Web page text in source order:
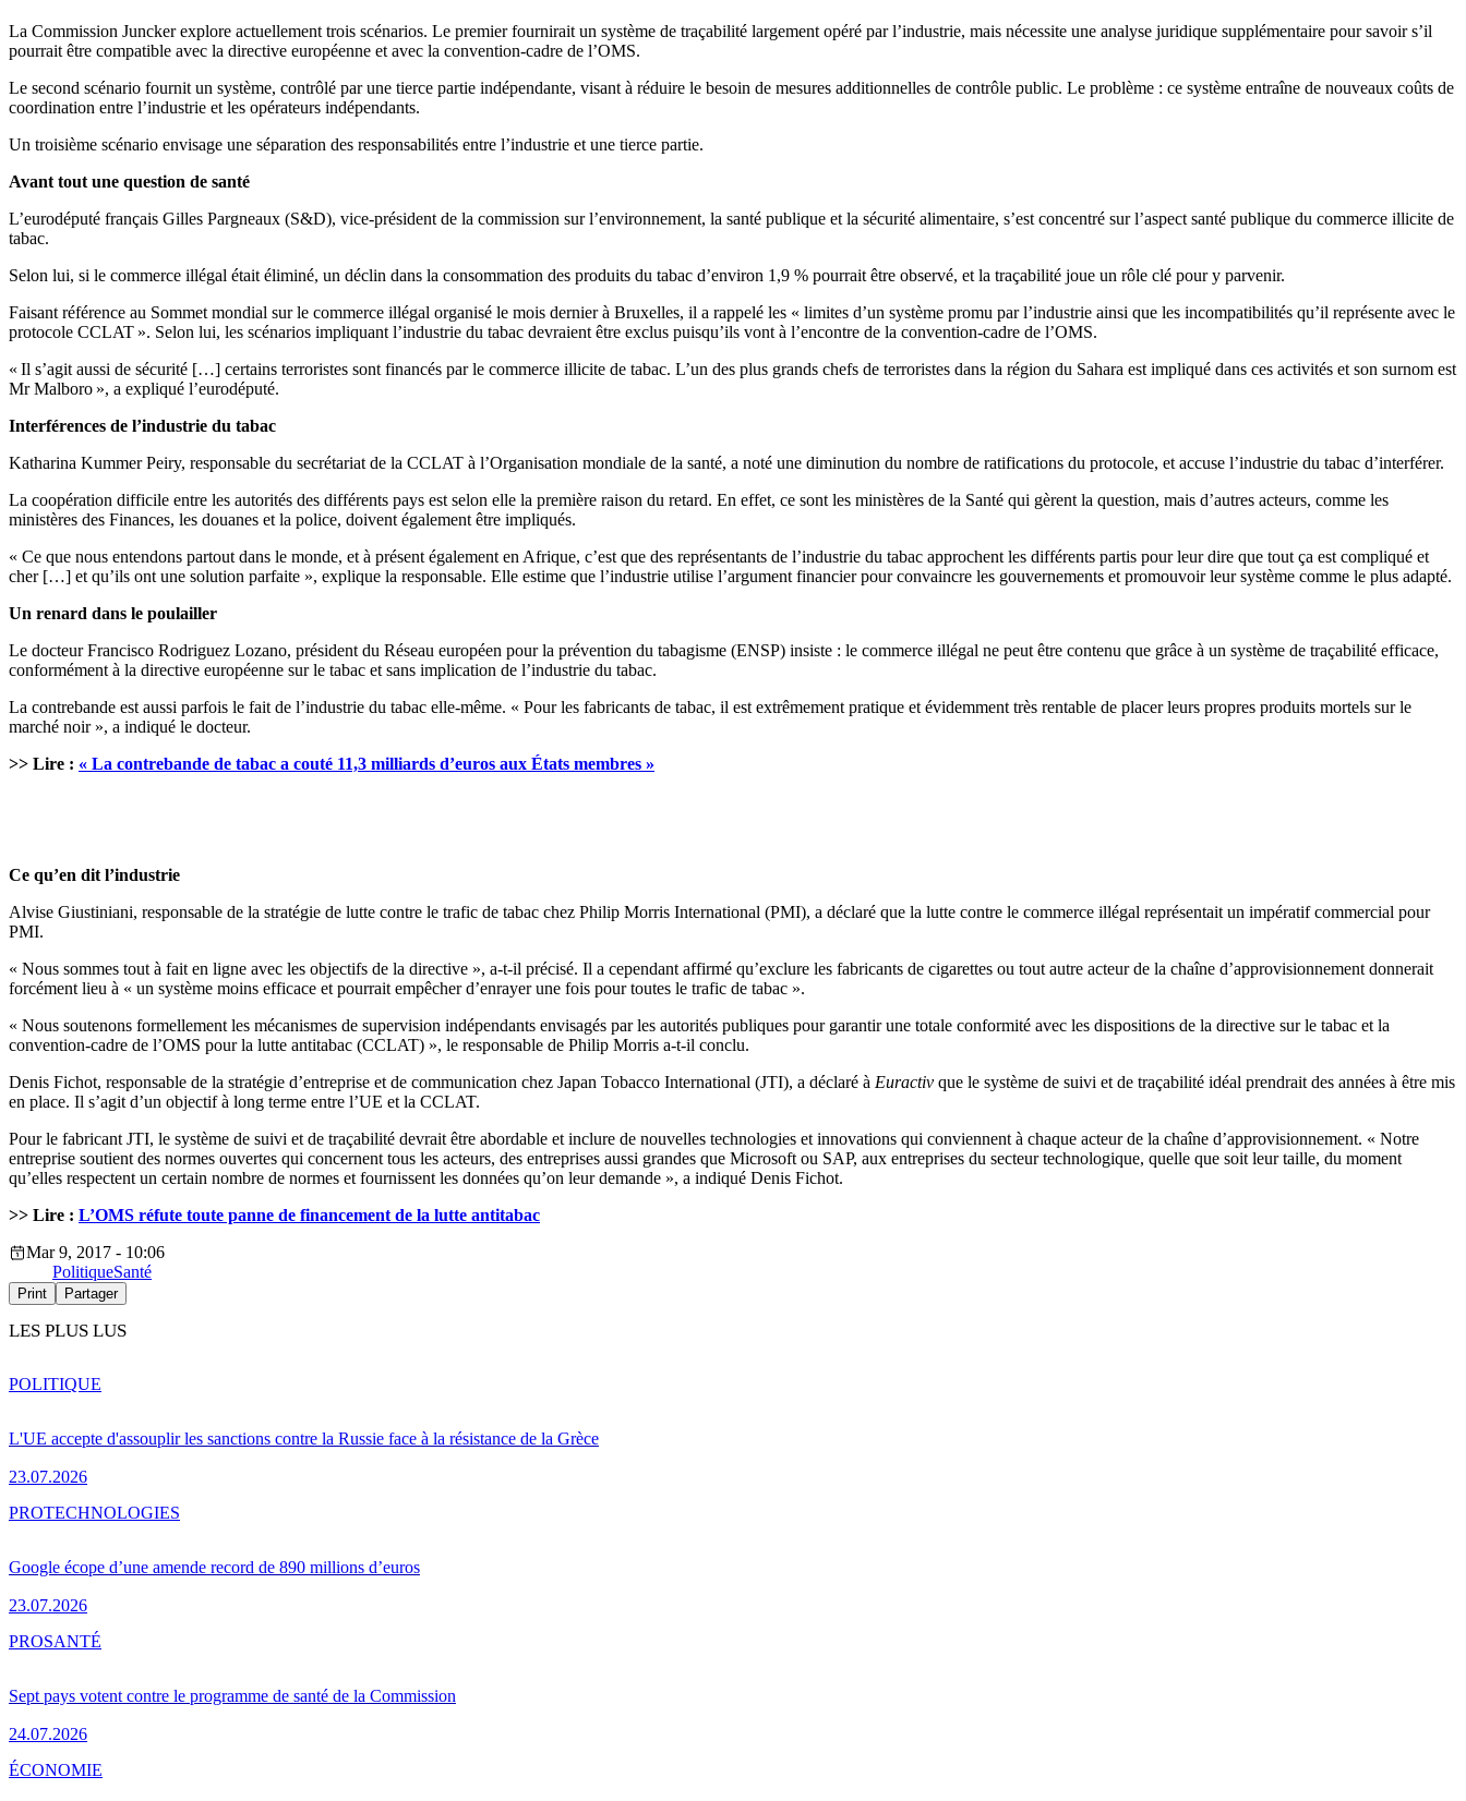
La Commission Juncker explore actuellement trois scénarios. Le premier fournirait un système de traçabilité largement opéré par l’industrie, mais nécessite une analyse juridique supplémentaire pour savoir s’il
pourrait être compatible avec la directive européenne et avec la convention-cadre de l’OMS.
Le second scénario fournit un système, contrôlé par une tierce partie indépendante, visant à réduire le besoin de mesures additionnelles de contrôle public. Le problème : ce système entraîne de nouveaux coûts de
coordination entre l’industrie et les opérateurs indépendants.
Un troisième scénario envisage une séparation des responsabilités entre l’industrie et une tierce partie.
Avant tout une question de santé
L’eurodéputé français Gilles Pargneaux (S&D), vice-président de la commission sur l’environnement, la santé publique et la sécurité alimentaire, s’est concentré sur l’aspect santé publique du commerce illicite de
tabac.
Selon lui, si le commerce illégal était éliminé, un déclin dans la consommation des produits du tabac d’environ 1,9 % pourrait être observé, et la traçabilité joue un rôle clé pour y parvenir.
Faisant référence au Sommet mondial sur le commerce illégal organisé le mois dernier à Bruxelles, il a rappelé les « limites d’un système promu par l’industrie ainsi que les incompatibilités qu’il représente avec le
protocole CCLAT ». Selon lui, les scénarios impliquant l’industrie du tabac devraient être exclus puisqu’ils vont à l’encontre de la convention-cadre de l’OMS.
« Il s’agit aussi de sécurité […] certains terroristes sont financés par le commerce illicite de tabac. L’un des plus grands chefs de terroristes dans la région du Sahara est impliqué dans ces activités et son surnom est
Mr Malboro », a expliqué l’eurodéputé.
Interférences de l’industrie du tabac
Katharina Kummer Peiry, responsable du secrétariat de la CCLAT à l’Organisation mondiale de la santé, a noté une diminution du nombre de ratifications du protocole, et accuse l’industrie du tabac d’interférer.
La coopération difficile entre les autorités des différents pays est selon elle la première raison du retard. En effet, ce sont les ministères de la Santé qui gèrent la question, mais d’autres acteurs, comme les
ministères des Finances, les douanes et la police, doivent également être impliqués.
« Ce que nous entendons partout dans le monde, et à présent également en Afrique, c’est que des représentants de l’industrie du tabac approchent les différents partis pour leur dire que tout ça est compliqué et
cher […] et qu’ils ont une solution parfaite », explique la responsable. Elle estime que l’industrie utilise l’argument financier pour convaincre les gouvernements et promouvoir leur système comme le plus adapté.
Un renard dans le poulailler
Le docteur Francisco Rodriguez Lozano, président du Réseau européen pour la prévention du tabagisme (ENSP) insiste : le commerce illégal ne peut être contenu que grâce à un système de traçabilité efficace,
conformément à la directive européenne sur le tabac et sans implication de l’industrie du tabac.
La contrebande est aussi parfois le fait de l’industrie du tabac elle-même. « Pour les fabricants de tabac, il est extrêmement pratique et évidemment très rentable de placer leurs propres produits mortels sur le
marché noir », a indiqué le docteur.
>> Lire : « La contrebande de tabac a couté 11,3 milliards d’euros aux États membres »
Ce qu’en dit l’industrie
Alvise Giustiniani, responsable de la stratégie de lutte contre le trafic de tabac chez Philip Morris International (PMI), a déclaré que la lutte contre le commerce illégal représentait un impératif commercial pour
PMI.
« Nous sommes tout à fait en ligne avec les objectifs de la directive », a-t-il précisé. Il a cependant affirmé qu’exclure les fabricants de cigarettes ou tout autre acteur de la chaîne d’approvisionnement donnerait
forcément lieu à « un système moins efficace et pourrait empêcher d’enrayer une fois pour toutes le trafic de tabac ».
« Nous soutenons formellement les mécanismes de supervision indépendants envisagés par les autorités publiques pour garantir une totale conformité avec les dispositions de la directive sur le tabac et la
convention-cadre de l’OMS pour la lutte antitabac (CCLAT) », le responsable de Philip Morris a-t-il conclu.
Denis Fichot, responsable de la stratégie d’entreprise et de communication chez Japan Tobacco International (JTI), a déclaré à Euractiv que le système de suivi et de traçabilité idéal prendrait des années à être mis
en place. Il s’agit d’un objectif à long terme entre l’UE et la CCLAT.
Pour le fabricant JTI, le système de suivi et de traçabilité devrait être abordable et inclure de nouvelles technologies et innovations qui conviennent à chaque acteur de la chaîne d’approvisionnement. « Notre
entreprise soutient des normes ouvertes qui concernent tous les acteurs, des entreprises aussi grandes que Microsoft ou SAP, aux entreprises du secteur technologique, quelle que soit leur taille, du moment
qu’elles respectent un certain nombre de normes et fournissent les données qu’on leur demande », a indiqué Denis Fichot.
>> Lire : L’OMS réfute toute panne de financement de la lutte antitabac
Mar 9, 2017 - 10:06
PolitiqueSanté
Print Partager
LES PLUS LUS
L'UE accepte d'assouplir les sanctions contre la Russie face à la résistance de la Grèce
23.07.2026
POLITIQUE
Google écope d’une amende record de 890 millions d’euros
23.07.2026
PROTECHNOLOGIES
Sept pays votent contre le programme de santé de la Commission
24.07.2026
PROSANTÉ
ÉCONOMIE